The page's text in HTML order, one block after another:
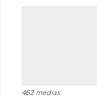
462 medias